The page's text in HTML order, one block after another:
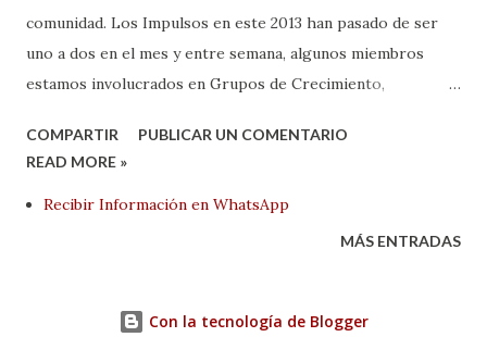
comunidad. Los Impulsos en este 2013 han pasado de ser
uno a dos en el mes y entre semana, algunos miembros
estamos involucrados en Grupos de Crecimiento,
importante está en la vida cotidiana como campo de misión,
lugares de estudios, donde desarrollamos la mayor parte
del ministerio de la comunidad. Los encuentros son para
gitana que solicitaba alimentos, decidimos conocerla
COMPARTIR
PUBLICAR UN COMENTARIO
READ MORE »
MÁS ENTRADAS
Recibir Información en WhatsApp
Con la tecnología de Blogger